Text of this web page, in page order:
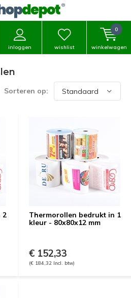
inloggen wishlist winkelwagen
0
Sorteren op:
2
Thermorollen bedrukt in 1
kleur - 80x80x12 mm
€ 152,33
(€ 184,32 Incl. btw)